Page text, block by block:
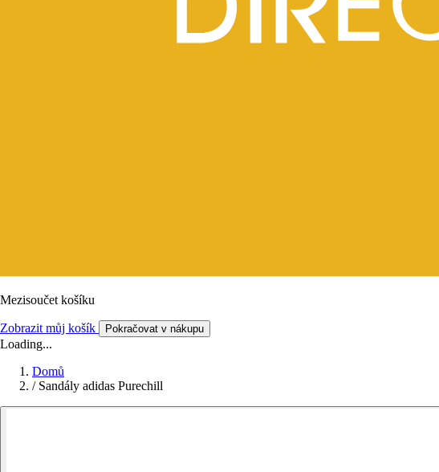
Mezisoučet košíku
Zobrazit můj košík Pokračovat v nákupu
Loading...
Domů
/ Sandály adidas Purechill